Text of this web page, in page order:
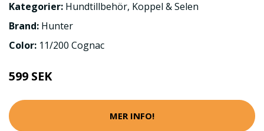
Kategorier: Hundtillbehör, Koppel & Selen
Brand: Hunter
Color: 11/200 Cognac
599 SEK
MER INFO!